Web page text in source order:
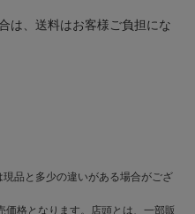
、送料はお客様ご負担にな
品と多少の違いがある場合がござ
価格となります。店頭とは、一部販